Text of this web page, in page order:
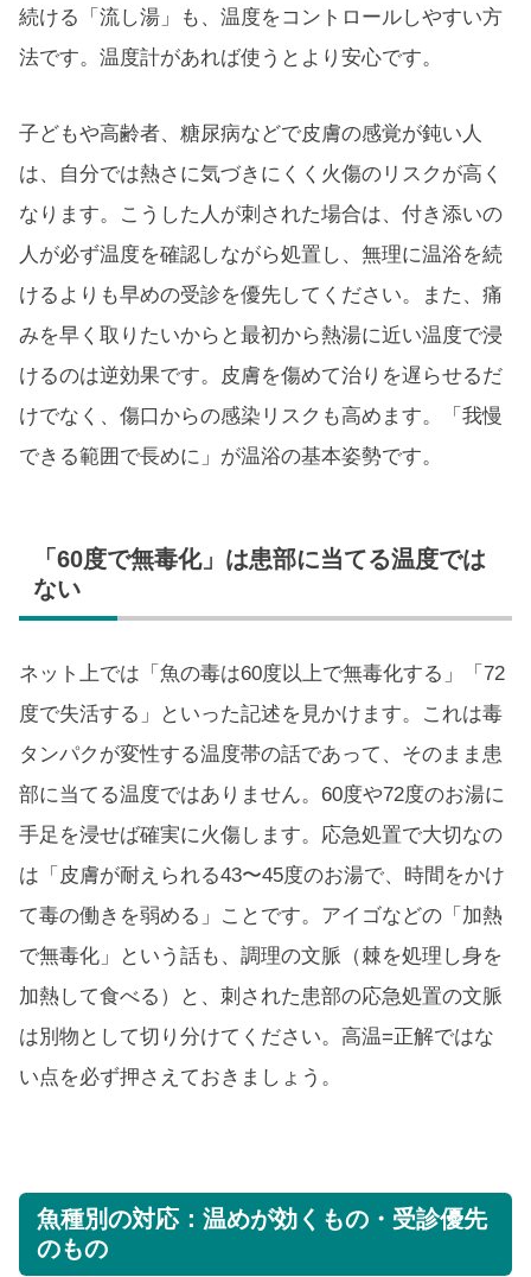
続ける「流し湯」も、温度をコントロールしやすい方
法です。温度計があれば使うとより安心です。
子どもや高齢者、糖尿病などで皮膚の感覚が鈍い人
は、自分では熱さに気づきにくく火傷のリスクが高く
なります。こうした人が刺された場合は、付き添いの
人が必ず温度を確認しながら処置し、無理に温浴を続
けるよりも早めの受診を優先してください。また、痛
みを早く取りたいからと最初から熱湯に近い温度で浸
けるのは逆効果です。皮膚を傷めて治りを遅らせるだ
けでなく、傷口からの感染リスクも高めます。「我慢
できる範囲で長めに」が温浴の基本姿勢です。
「60度で無毒化」は患部に当てる温度では
ない
ネット上では「魚の毒は60度以上で無毒化する」「72
度で失活する」といった記述を見かけます。これは毒
タンパクが変性する温度帯の話であって、そのまま患
部に当てる温度ではありません。60度や72度のお湯に
手足を浸せば確実に火傷します。応急処置で大切なの
は「皮膚が耐えられる43〜45度のお湯で、時間をかけ
て毒の働きを弱める」ことです。アイゴなどの「加熱
で無毒化」という話も、調理の文脈（棘を処理し身を
加熱して食べる）と、刺された患部の応急処置の文脈
は別物として切り分けてください。高温=正解ではな
い点を必ず押さえておきましょう。
魚種別の対応：温めが効くもの・受診優先
のもの